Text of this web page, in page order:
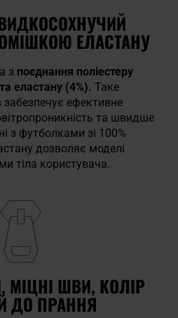
ЕЛАСТАНУ
з поєднання поліестеру
еластану (4%). Таке
забезпечує ефективне
та швидше
з футболками зі 100%
дозволяє моделі
тіла користувача.
МІЦНІ ШВИ, КОЛІР
ДО ПРАННЯ